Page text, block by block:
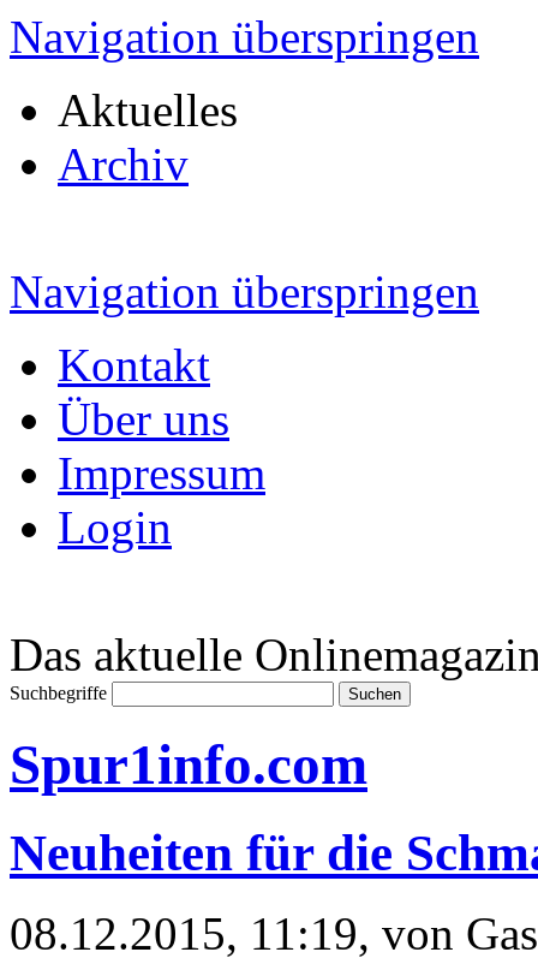
Navigation überspringen
Aktuelles
Archiv
Navigation überspringen
Kontakt
Über uns
Impressum
Login
Das aktuelle
Suchbegriffe
Spur1info.com
Neuheiten für die
08.12.2015, 11:19, von